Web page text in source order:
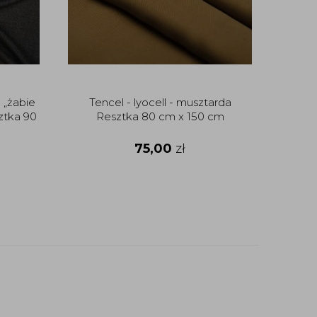
90
Tencel - lyocell - musztarda
Resztka 80 cm x 150 cm
75,00 zł